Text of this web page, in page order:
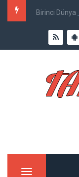
Birinci Dünya
Menu